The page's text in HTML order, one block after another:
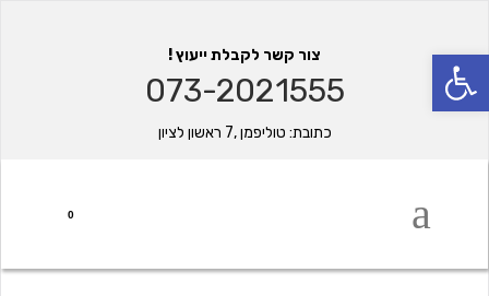
צור קשר לקבלת ייעוץ !
073-2021555
כתובת: טוליפמן ,7 ראשון לציון
0
פתח סרגל נגישות